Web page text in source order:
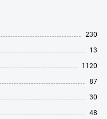
230
13
1120
87
30
48